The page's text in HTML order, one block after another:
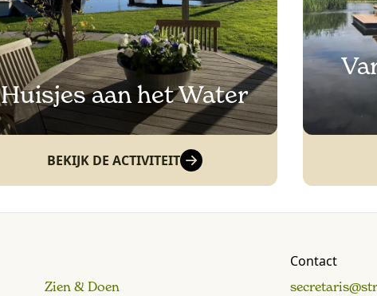
Huisjes aan het Water
BEKIJK DE ACTIVITEIT
Zien & Doen
Contact